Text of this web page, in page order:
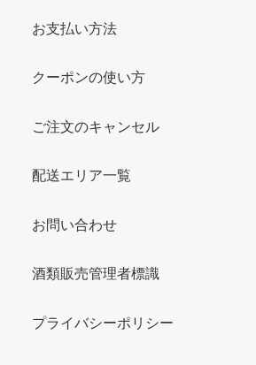
お支払い方法
クーポンの使い方
ご注文のキャンセル
配送エリア一覧
お問い合わせ
酒類販売管理者標識
プライバシーポリシー